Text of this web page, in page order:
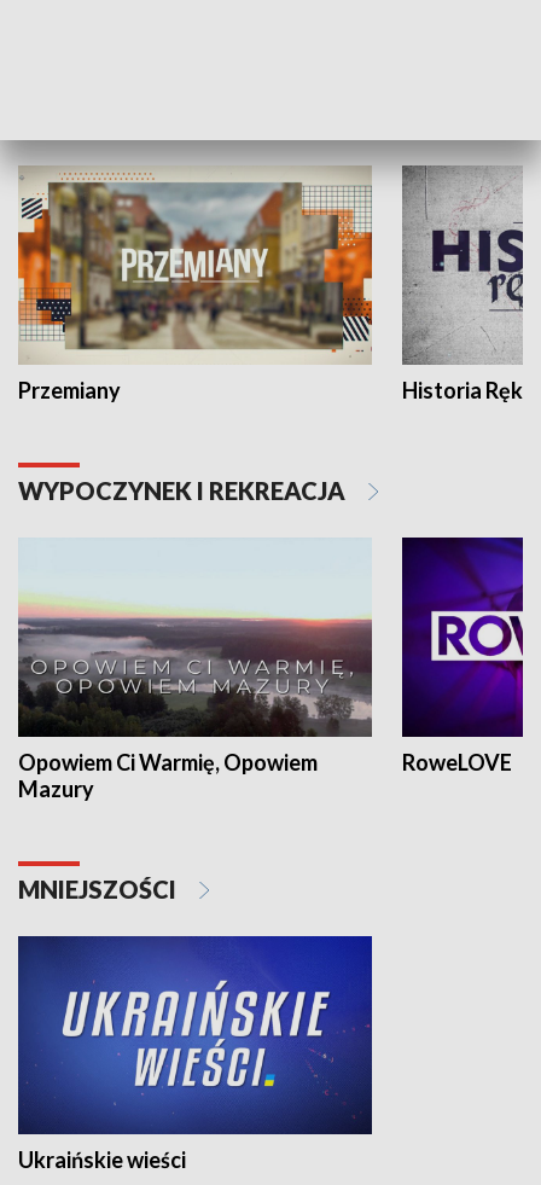
Przemiany Historia Ręką
WYPOCZYNEK I REKREACJA
Opowiem Ci Warmię, Opowiem
Mazury
RoweLOVE
MNIEJSZOŚCI
Ukraińskie wieści